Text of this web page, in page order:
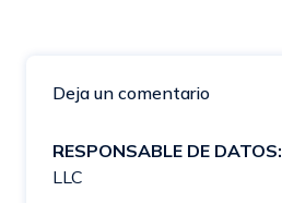
Deja un comentario
RESPONSABLE DE DATOS:
LLC